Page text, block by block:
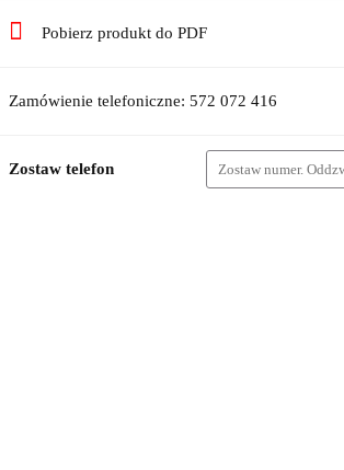
Pobierz produkt do PDF
Zamówienie telefoniczne: 572 072 416
Zostaw telefon